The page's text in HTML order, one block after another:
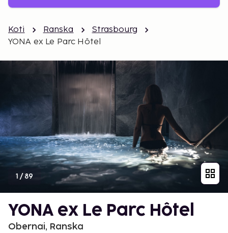
Koti Ranska
Strasbourg
YONA ex Le Parc Hôtel
1 /89
YONA ex Le Parc Hôtel
Obernai, Ranska